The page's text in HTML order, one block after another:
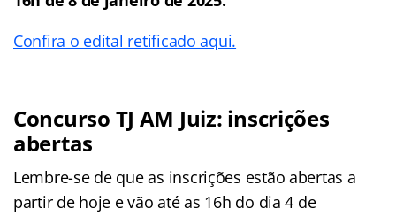
Confira o edital retificado aqui.
Concurso TJ AM Juiz: inscrições
abertas
Lembre-se de que as inscrições estão abertas a
partir de hoje e vão até as 16h do dia 4 de